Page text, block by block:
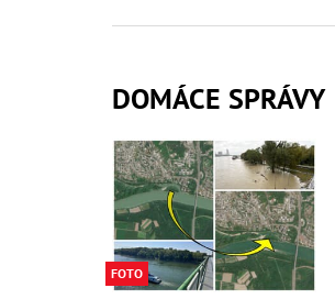
DOMÁCE SPRÁVY
FOTO